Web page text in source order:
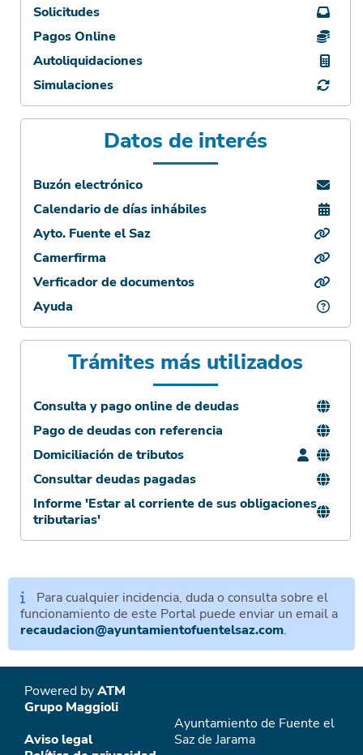
Solicitudes
Pagos Online
Autoliquidaciones
Simulaciones
Datos de interés
Buzón electrónico
Calendario de días inhábiles
Ayto. Fuente el Saz
Camerfirma
Verficador de documentos
Ayuda
Trámites más utilizados
Consulta y pago online de deudas
Pago de deudas con referencia
Domiciliación de tributos
Consultar deudas pagadas
Informe 'Estar al corriente de sus obligaciones
tributarias'
Para cualquier incidencia, duda o consulta sobre el
funcionamiento de este Portal puede enviar un email a
recaudacion@ayuntamientofuentelsaz.com.
Powered byATM
Grupo Maggioli
Aviso legal
Ayuntamiento de Fuente el
Saz de Jarama